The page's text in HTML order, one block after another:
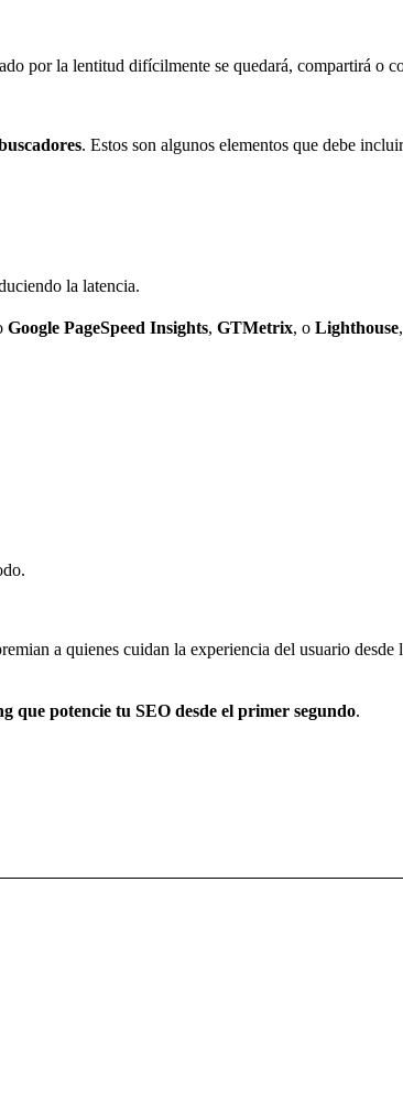
por la lentitud difícilmente se quedará, compartirá o
. Estos son algunos elementos que debe
la latencia.
Google PageSpeed Insights, GTMetrix, o Lighthouse
a quienes cuidan la experiencia del usuario desde
que potencie tu SEO desde el primer segundo.